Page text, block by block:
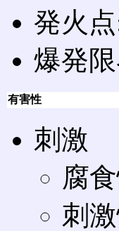
発火
爆発
有害性
刺激
腐
刺激